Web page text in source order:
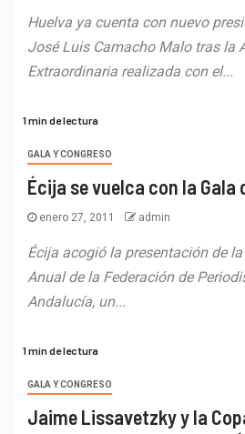
Huelva ya cuenta con nuevo
José Luis Camacho Malo tras la
Extraordinaria realizada con el...
1 min de lectura
GALA Y CONGRESO
Écija se vuelca con la Gala
enero 27, 2011 admin
Écija acogió la presentación de
Anual de la Federación de
Andalucía, un...
1 min de lectura
GALA Y CONGRESO
Jaime Lissavetzky y la